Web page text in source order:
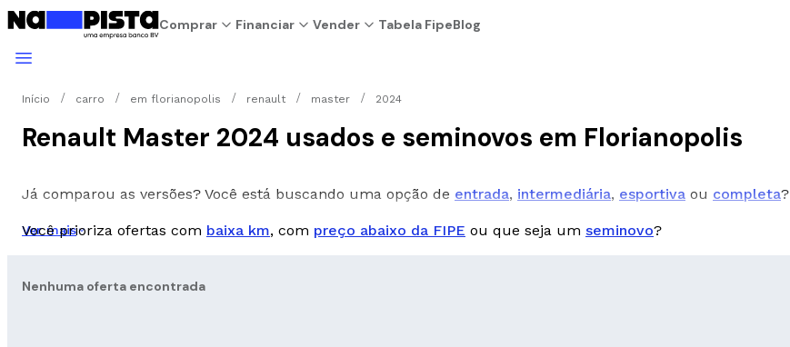
Comprar Financiar Vender Tabela FipeBlog
Início carro em florianopolis renault master 2024
Renault Master 2024 usados e seminovos em Florianopolis
Já comparou as versões? Você está buscando uma opção de entrada, intermediária, esportiva ou completa?
Você prioriza ofertas com baixa km, com preço abaixo da FIPE ou que seja um seminovo?
Ver mais
Nenhuma oferta encontrada